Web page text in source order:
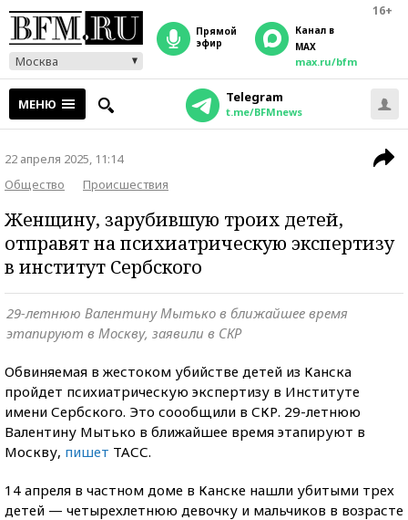
16+
Москва
прямой
эфир
Канал в
MAX
max.ru/bfm
МЕНЮ Telegram
t.me/BFMnews
22 апреля 2025, 11:14
Общество
Происшествия
Женщину, зарубившую троих детей,
отправят на психиатрическую экспертизу
в институт Сербского
29-летнюю Валентину Мытько в ближайшее время
этапируют в Москву, заявили в СКР
Обвиняемая в жестоком убийстве детей из Канска
пройдет психиатрическую экспертизу в Институте
имени Сербского. Это соообщили в СКР. 29-летнюю
Валентину Мытько в ближайшее время этапируют в
Москву, пишет ТАСС.
14 апреля в частном доме в Канске нашли убитыми трех
детей — четырехлетнюю девочку и мальчиков в возрасте